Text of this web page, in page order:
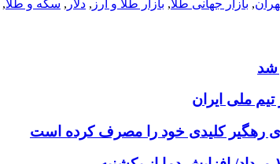
, بازار جهانی طلا, بازار طلا و ارز , دلار , سکه و طلا,
شد
ملی ایران